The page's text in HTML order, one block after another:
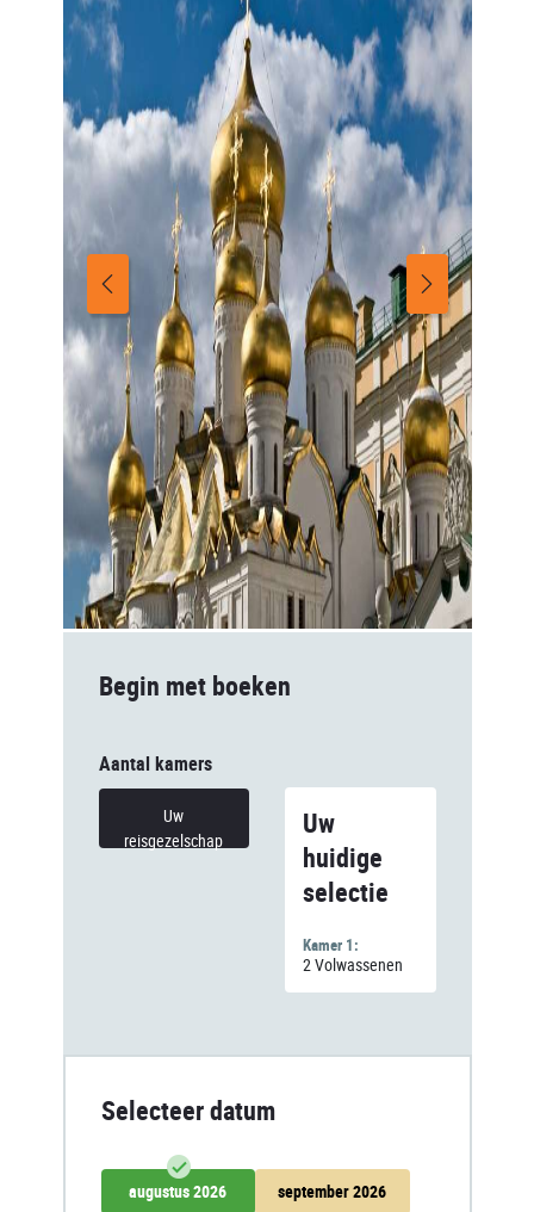
Begin met boeken
Aantal kamers
Uw
reisgezelschap
Uw
huidige
selectie
Kamer 1:
2 Volwassenen
Selecteer datum
augustus 2026 september 2026